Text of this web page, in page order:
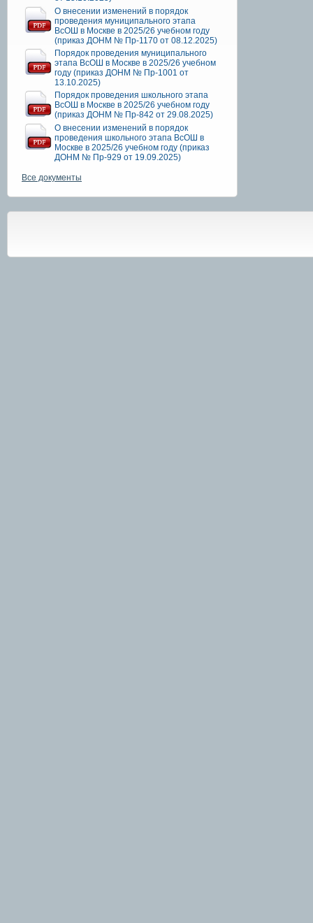
О внесении изменений в порядок
проведения муниципального этапа
ВсОШ в Москве в 2025/26 учебном году
(приказ ДОНМ № Пр-1170 от 08.12.2025)
Порядок проведения муниципального
этапа ВсОШ в Москве в 2025/26 учебном
году (приказ ДОНМ № Пр-1001 от
13.10.2025)
Порядок проведения школьного этапа
ВсОШ в Москве в 2025/26 учебном году
(приказ ДОНМ № Пр-842 от 29.08.2025)
О внесении изменений в порядок
проведения школьного этапа ВсОШ в
Москве в 2025/26 учебном году (приказ
ДОНМ № Пр-929 от 19.09.2025)
Все документы